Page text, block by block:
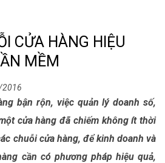
CỬA HÀNG HIỆU
MỀM
bận rộn, việc quản lý doanh số,
cửa hàng đã chiếm không ít thời
chuỗi cửa hàng, để kinh doanh và
cần có phương pháp hiệu quả,